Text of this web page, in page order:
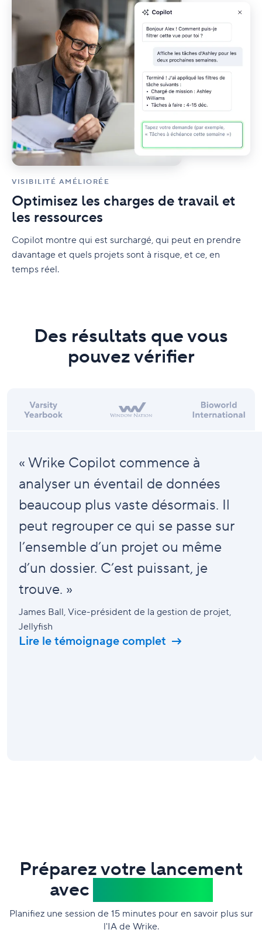
VISIBILITÉ AMÉLIORÉE
Optimisez les charges de travail et
les ressources
Copilot montre qui est surchargé, qui peut en prendre
davantage et quels projets sont à risque, et ce, en
temps réel.
Des résultats que vous
pouvez vérifier
« Wrike Copilot commence à
analyser un éventail de données
beaucoup plus vaste désormais. Il
peut regrouper ce qui se passe sur
l’ensemble d’un projet ou même
d’un dossier. C’est puissant, je
trouve. »
James Ball, Vice-président de la gestion de projet,
Jellyfish
Lire le témoignage complet
Préparez votre lancement
avec
Planifiez une session de 15 minutes pour en savoir plus sur
l'IA de Wrike.